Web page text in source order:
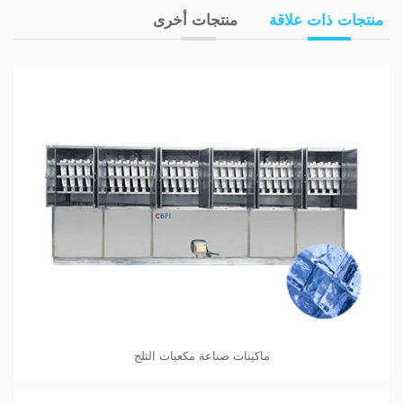
منتجات ذات علاقة منتجات أخرى
ماكينات صناعة مكعبات الثلج